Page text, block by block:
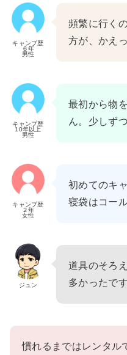
キャンプ歴
６年
男性
頻繁に行く
方が、かえ
キャンプ歴
10年以上
男性
最初から物
ん。少しず
キャンプ歴
２年
女性
初めてのキ
寝袋はコー
ジュン
道具のそろ
多かったです
慣れるまではレンタル